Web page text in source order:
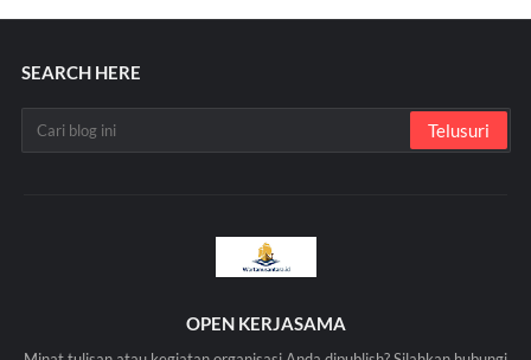
SEARCH HERE
OPEN KERJASAMA